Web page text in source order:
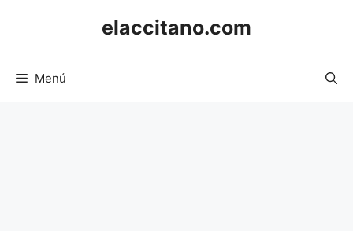
elaccitano.com
Menú